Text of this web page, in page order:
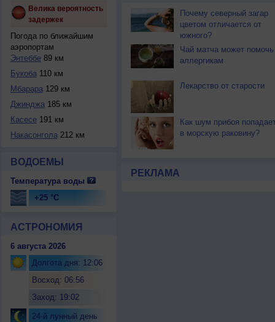
Велика вероятность
задержек
Погода по ближайшим
аэропортам
Энтеббе89 км
Букоба110 км
Мбарара129 км
Джинджа185 км
Касесе191 км
Накасонгола212 км
ВОДОЕМЫ
Температура воды
+25 °C
АСТРОНОМИЯ
6 августа 2026
Долгота дня: 12:06
Восход: 06:56
Заход: 19:02
24-й лунный день
Почему северный загар
цветом отличается от
южного?
Чай матча может помочь
аллергикам
Лекарство от старости
Как шум прибоя
в морскую раковину?
РЕКЛАМА